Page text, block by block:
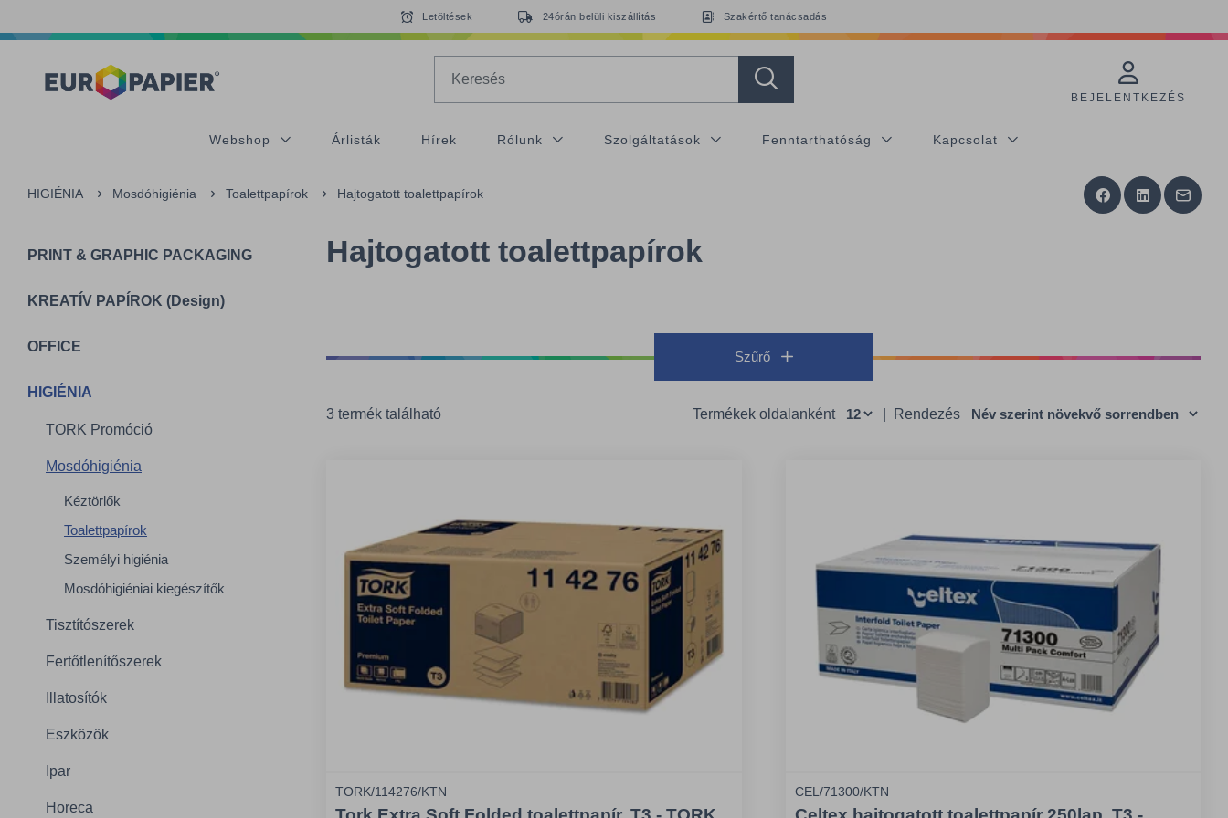
Letöltések 24órán belüli kiszállítás Szakértő tanácsadás
BEJELENTKEZÉS
Webshop Árlisták Hírek Rólunk Szolgáltatások Fenntarthatóság Kapcsolat
HIGIÉNIA Mosdóhigiénia Toalettpapírok Hajtogatott toalettpapírok
PRINT & GRAPHIC PACKAGING
KREATÍV PAPÍROK (Design)
OFFICE
HIGIÉNIA
TORK Promóció
Mosdóhigiénia
Kéztörlők
Toalettpapírok
Személyi higiénia
Mosdóhigiéniai kiegészítők
Tisztítószerek
Fertőtlenítőszerek
Illatosítók
Eszközök
Ipar
Horeca
Hajtogatott toalettpapírok
Szűrő
3 termék található Termékek oldalanként Rendezés
TORK/114276/KTN CEL/71300/KTN